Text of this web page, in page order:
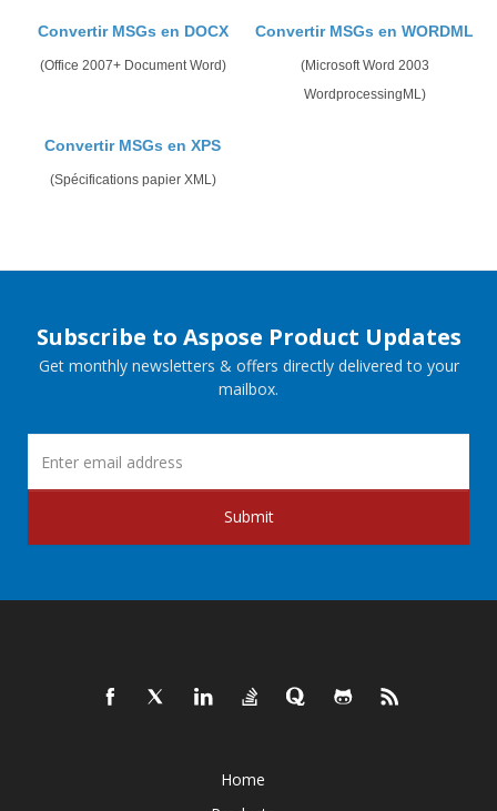
Convertir MSGs en DOCX
(Office 2007+ Document Word)
Convertir MSGs en WORDML
(Microsoft Word 2003
WordprocessingML)
Convertir MSGs en XPS
(Spécifications papier XML)
Subscribe to Aspose Product Updates
Get monthly newsletters & offers directly delivered to your
mailbox.
Submit
Home